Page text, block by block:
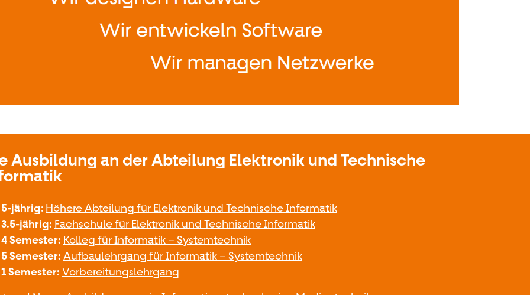
Ausbildung an der Abteilung Elektronik und Technische
5-jährig: Höhere Abteilung für Elektronik und Technische Informatik
3.5-jährig: Fachschule für Elektronik und Technische Informatik
4 Semester: Kolleg für Informatik – Systemtechnik
5 Semester: Aufbaulehrgang für Informatik – Systemtechnik
1 Semester: Vorbereitungslehrgang